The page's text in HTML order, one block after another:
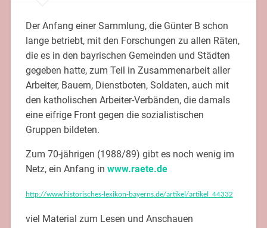
Der Anfang einer Sammlung, die Günter B schon
lange betriebt, mit den Forschungen zu allen Räten,
die es in den bayrischen Gemeinden und Städten
gegeben hatte, zum Teil in Zusammenarbeit aller
Arbeiter, Bauern, Dienstboten, Soldaten, auch mit
den katholischen Arbeiter-Verbänden, die damals
eine eifrige Front gegen die sozialistischen
Gruppen bildeten.
Zum 70-jährigen (1988/89) gibt es noch wenig im
Netz, ein Anfang in www.raete.de
http://www.historisches-lexikon-bayerns.de/artikel/artikel_44332
viel Material zum Lesen und Anschauen